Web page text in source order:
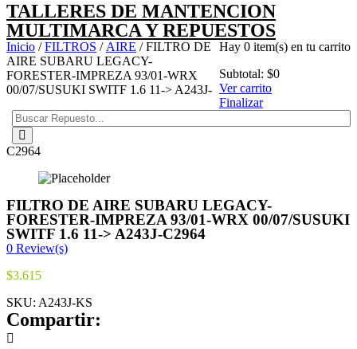
TALLERES DE MANTENCION
MULTIMARCA Y REPUESTOS
Hay 0 item(s) en tu carrito
Subtotal: $0
Ver carrito
Finalizar
Inicio /FILTROS / AIRE / FILTRO DE
AIRE SUBARU LEGACY-
FORESTER-IMPREZA 93/01-WRX
00/07/SUSUKI SWITF 1.6 11-> A243J-
C2964
FILTRO DE AIRE SUBARU LEGACY-
FORESTER-IMPREZA 93/01-WRX 00/07/SUSUKI
SWITF 1.6 11-> A243J-C2964
0 Review(s)
$3.615
SKU: A243J-KS
Compartir: